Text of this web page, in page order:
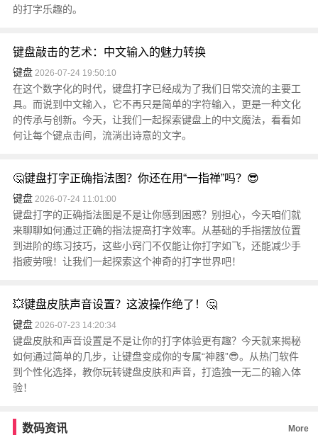
的打字乐趣的。
键盘敲击的艺术：中文输入的魅力转换
键盘2026-07-24 19:50:10
在这个数字化的时代，键盘打字已经成为了我们日常交流的主要工
具。而说到中文输入，它不再只是简单的字符输入，更是一种文化
的传承与创新。今天，让我们一起探索键盘上的中文魔法，看看如
何让每个键点击间，流淌出诗意的文字。
🤔键盘打字正确指法图？你还在用“一指禅”吗？😎
键盘2026-07-24 11:01:00
键盘打字的正确指法图是不是让你感到困惑？别担心，今天咱们就
来聊聊如何通过正确的指法提高打字效率。从基础的手指摆放位置
到进阶的练习技巧，这些小窍门不仅能让你打字如飞，还能减少手
指疲劳哦！让我们一起探索这个神奇的打字世界吧！
💥键盘皮肤声音设置？这波操作绝了！🤔
键盘2026-07-23 14:20:34
键盘皮肤和声音设置是不是让你的打字体验更有趣？今天就来揭秘
如何通过简单的几步，让键盘变成你的专属“神器”😎。从热门软件
到个性化选择，教你玩转键盘皮肤和声音，打造独一无二的输入体
验！
数码资讯 More